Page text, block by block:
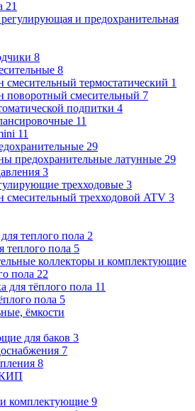
21
и предохранительная
8
8
cмесительный термостатический 1
поворотный cмесительный 7
подпитки 4
11
11
29
предохранительные латунные 29
3
трехходовые 3
смесительный трехходовой ATV 3
теплого пола 2
теплого пола 5
коллекторы и комплектующие
пола 22
для тёплого пола 11
пола 5
ёмкости
для баков 3
7
8
КИП
комплектующие 9